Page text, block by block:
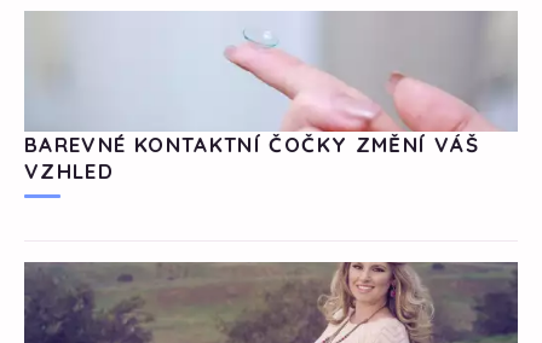
BAREVNÉ KONTAKTNÍ ČOČKY ZMĚNÍ VÁŠ
VZHLED